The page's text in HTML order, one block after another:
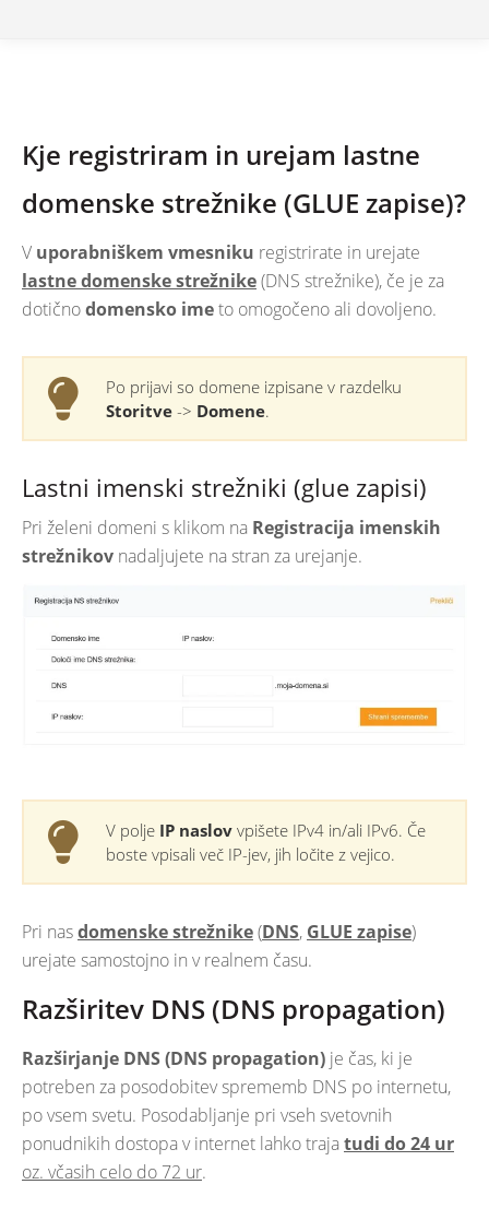
Kje registriram in urejam lastne
domenske strežnike (GLUE zapise)?
V uporabniškem vmesniku registrirate in urejate
lastne domenske strežnike(DNS strežnike), če je za
dotičnodomensko imeto omogočeno ali dovoljeno.
Po prijavi so domene izpisane v razdelku
Storitve -> Domene.
Lastni imenski strežniki (glue zapisi)
Pri želeni domeni s klikom na Registracija imenskih
strežnikov nadaljujete na stran za urejanje.
V polje IP naslov vpišete IPv4 in/ali IPv6. Če
boste vpisali več IP-jev, jih ločite z vejico.
Pri nasdomenske strežnike(DNS, GLUE zapise)
urejate samostojno in v realnem času.
Razširitev DNS (DNS propagation)
Razširjanje DNS (DNS propagation) je čas, ki je
potreben za posodobitev sprememb DNS po internetu,
po vsem svetu. Posodabljanje pri vseh svetovnih
ponudnikih dostopa v internet lahko trajatudi do 24 ur
oz. včasih celo do 72 ur.